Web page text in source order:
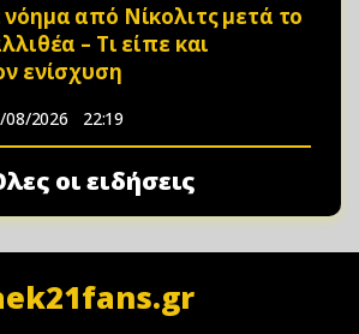
από Νίκολιτς μετά το
– Τι είπε και
ενίσχυση
08/2026 22:19
οι ειδήσεις